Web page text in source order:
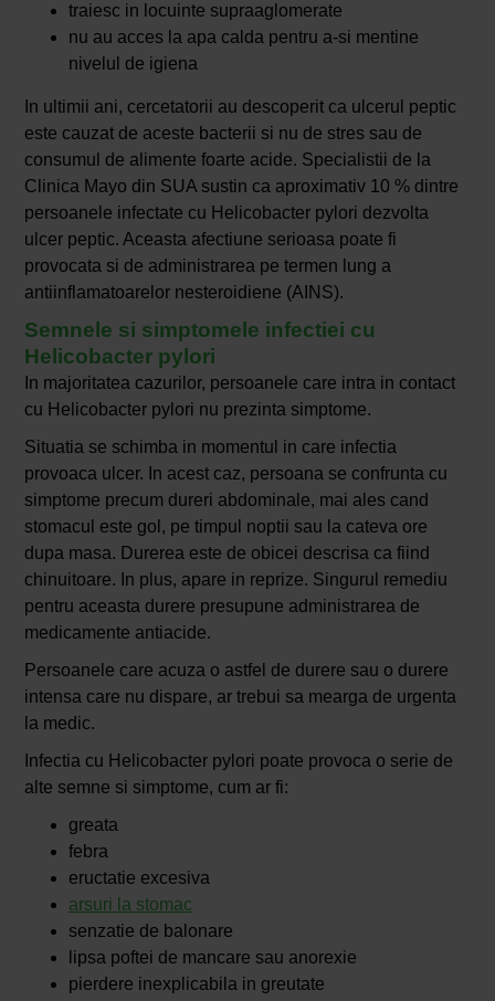
traiesc in locuinte supraaglomerate
nu au acces la apa calda pentru a-si mentine
nivelul de igiena
In ultimii ani, cercetatorii au descoperit ca ulcerul peptic
este cauzat de aceste bacterii si nu de stres sau de
consumul de alimente foarte acide. Specialistii de la
Clinica Mayo din SUA sustin ca aproximativ 10 % dintre
persoanele infectate cu Helicobacter pylori dezvolta
ulcer peptic. Aceasta afectiune serioasa poate fi
provocata si de administrarea pe termen lung a
antiinflamatoarelor nesteroidiene (AINS).
Semnele si simptomele infectiei cu
Helicobacter pylori
In majoritatea cazurilor, persoanele care intra in contact
cu Helicobacter pylori nu prezinta simptome.
Situatia se schimba in momentul in care infectia
provoaca ulcer. In acest caz, persoana se confrunta cu
simptome precum dureri abdominale, mai ales cand
stomacul este gol, pe timpul noptii sau la cateva ore
dupa masa. Durerea este de obicei descrisa ca fiind
chinuitoare. In plus, apare in reprize. Singurul remediu
pentru aceasta durere presupune administrarea de
medicamente antiacide.
Persoanele care acuza o astfel de durere sau o durere
intensa care nu dispare, ar trebui sa mearga de urgenta
la medic.
Infectia cu Helicobacter pylori poate provoca o serie de
alte semne si simptome, cum ar fi:
greata
febra
eructatie excesiva
arsuri la stomac
senzatie de balonare
lipsa poftei de mancare sau anorexie
pierdere inexplicabila in greutate